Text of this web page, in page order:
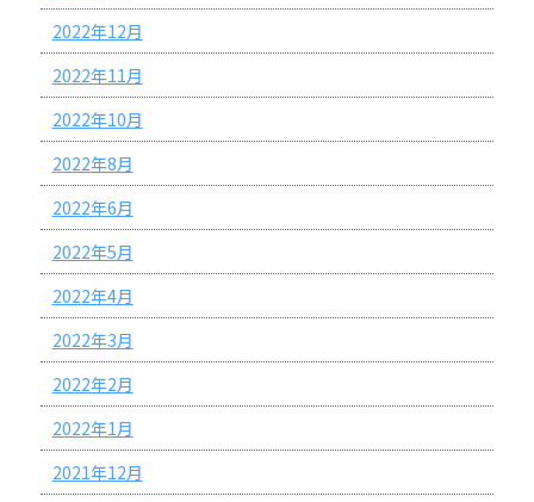
2022年12月
2022年11月
2022年10月
2022年8月
2022年6月
2022年5月
2022年4月
2022年3月
2022年2月
2022年1月
2021年12月